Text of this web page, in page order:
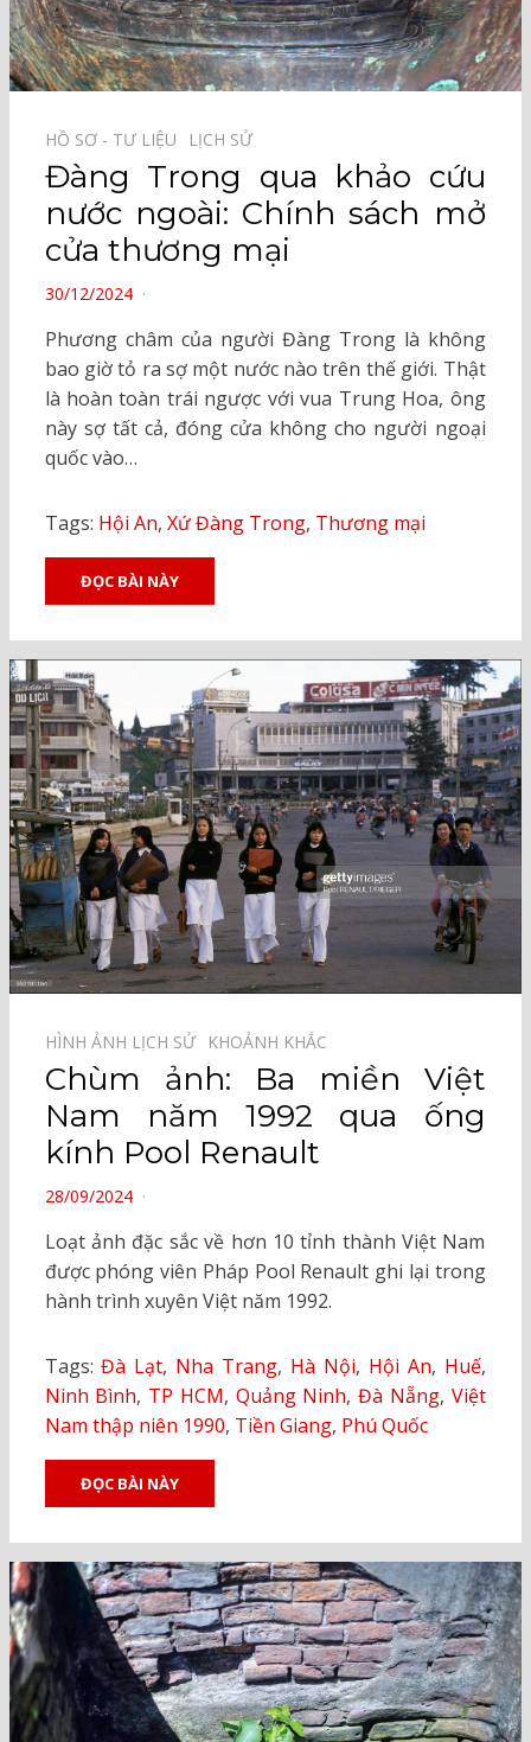
HỒ SƠ - TƯ LIỆU⠀ LỊCH SỬ⠀
Đàng Trong qua khảo cứu
nước ngoài: Chính sách mở
cửa thương mại
POSTED
30/12/2024
Phương châm của người Đàng Trong là không
bao giờ tỏ ra sợ một nước nào trên thế giới. Thật
là hoàn toàn trái ngược với vua Trung Hoa, ông
này sợ tất cả, đóng cửa không cho người ngoại
quốc vào…
Tags: Hội An, Xứ Đàng Trong, Thương mại
ĐỌC BÀI NÀY
HÌNH ẢNH LỊCH SỬ⠀ KHOẢNH KHẮC⠀
Chùm ảnh: Ba miền Việt
Nam năm 1992 qua ống
kính Pool Renault
POSTED
28/09/2024
Loạt ảnh đặc sắc về hơn 10 tỉnh thành Việt Nam
được phóng viên Pháp Pool Renault ghi lại trong
hành trình xuyên Việt năm 1992.
Tags:Đà Lạt, Nha Trang, Hà Nội, Hội An, Huế,
Ninh Bình, TP HCM, Quảng Ninh, Đà Nẵng, Việt
Nam thập niên 1990, Tiền Giang, Phú Quốc
ĐỌC BÀI NÀY